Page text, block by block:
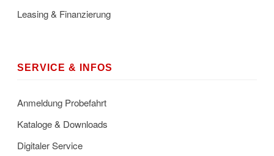
Leasing & Finanzierung
SERVICE & INFOS
Anmeldung Probefahrt
Kataloge & Downloads
Digitaler Service